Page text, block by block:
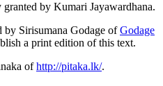
by Kumari Jayawardhana.
Sirisumana Godage ofGodage
a print edition of this text.
ofhttp://pitaka.lk/.